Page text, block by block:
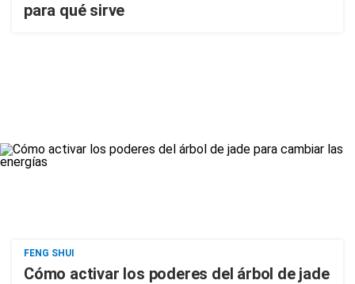
para qué sirve
FENG SHUI
Cómo activar los poderes del árbol de jade